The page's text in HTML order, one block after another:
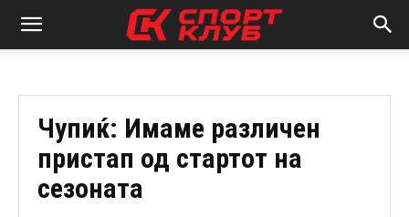
Чупиќ: Имаме различен
пристап од стартот на
сезоната